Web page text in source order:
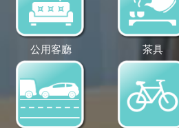
公用客廳 茶具